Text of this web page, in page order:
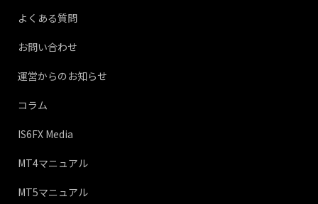
よくある質問
お問い合わせ
運営からのお知らせ
コラム
IS6FX Media
MT4マニュアル
MT5マニュアル